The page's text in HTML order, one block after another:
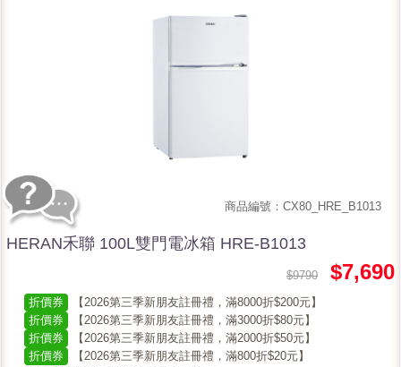
商品編號：CX80_HRE_B1013
HERAN禾聯 100L雙門電冰箱 HRE-B1013
$9790 $7,690
折價券
【2026第三季新朋友註冊禮，滿8000折$200元】
折價券
【2026第三季新朋友註冊禮，滿3000折$80元】
折價券
【2026第三季新朋友註冊禮，滿2000折$50元】
折價券
【2026第三季新朋友註冊禮，滿800折$20元】